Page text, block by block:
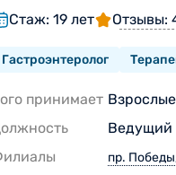
Стаж: 19 лет Отзывы:
Гастроэнтеролог
принимает Взрослые
Ведущий
пр. Победы,